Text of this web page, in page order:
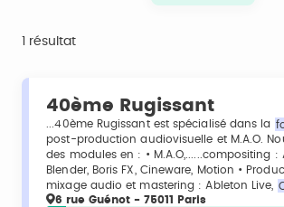
1 résultat
40ème Rugissant
...40ème Rugissant est spécialisé dans la
post-production audiovisuelle et M.A.O.
des modules en : • M.A.O,......compositing :
Blender, Boris FX, Cineware, Motion •
mixage audio et mastering : Ableton Live,
6 rue Guénot - 75011 Paris